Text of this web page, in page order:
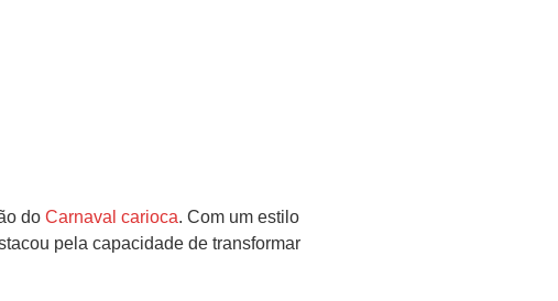
do Carnaval carioca. Com um estilo
pela capacidade de transformar